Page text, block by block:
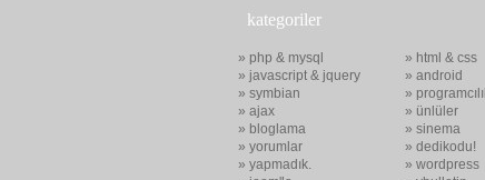
kategoriler
» php & mysql
» html & css
» javascript & jquery
» android
» symbian
»
» ajax
» ünlüler
» bloglama
» sinema
» yorumlar
» dedikodu!
» yapmadık.
» wordpress